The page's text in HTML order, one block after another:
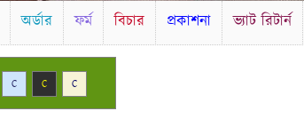
অর্ডার ফর্ম বিচার প্রকাশনা ভ্যাট রিটার্ন
C C C